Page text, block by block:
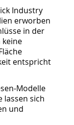
Industry
erworben
in der
keine
entspricht
Modelle
lassen sich
und